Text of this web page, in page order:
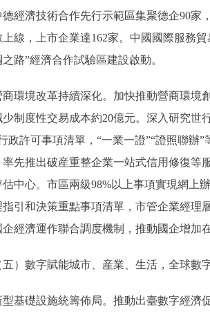
德經濟技術合作先行示範區集聚德企90家
上線，上市企業達162家。中國國際服務
路”經濟合作試驗區建設啟動。
境改革持續深化。加快推動營商環境創
少制度性交易成本約20億元。深入研究世
政許可事項清單，“一業一證”“證照聯辦
率先推出破産重整企業一站式信用修復等
中心。市區兩級98%以上事項實現網上
指引和決策重點事項清單，市管企業經理
企經濟運作聯合調度機制，推動國企增加
數字賦能城市、産業、生活，全球數
礎設施統籌佈局。推動出臺數字經濟促